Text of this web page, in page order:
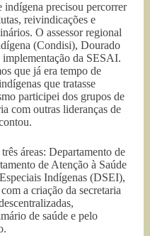
indígena precisou percorrer
reivindicações e
O assessor regional
(Condisi), Dourado
implementação da SESAI.
que já era tempo de
que tratasse
participei dos grupos de
com outras lideranças de
áreas: Departamento de
de Atenção à Saúde
Indígenas (DSEI),
a criação da secretaria
de saúde e pelo